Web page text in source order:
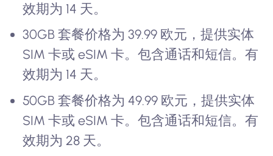
效期为 14 天。
30GB 套餐价格为 39.99 欧元，提供实体
SIM 卡或 eSIM 卡。包含通话和短信。有
效期为 14 天。
50GB 套餐价格为 49.99 欧元，提供实体
SIM 卡或 eSIM 卡。包含通话和短信。有
效期为 28 天。